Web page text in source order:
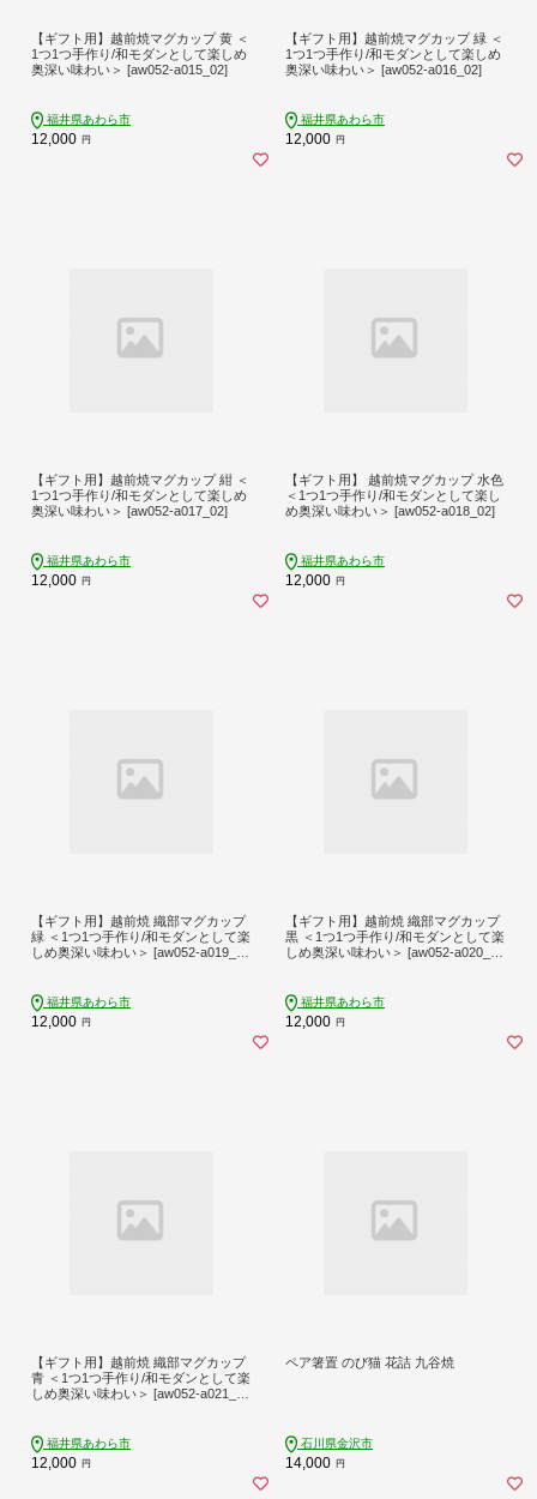
【ギフト用】越前焼マグカップ 黄 ＜
1つ1つ手作り/和モダンとして楽しめ
奥深い味わい＞ [aw052-a015_02]
福井県あわら市
12,000 円
【ギフト用】越前焼マグカップ 緑 ＜
1つ1つ手作り/和モダンとして楽しめ
奥深い味わい＞ [aw052-a016_02]
福井県あわら市
12,000 円
【ギフト用】越前焼マグカップ 紺 ＜
1つ1つ手作り/和モダンとして楽しめ
奥深い味わい＞ [aw052-a017_02]
福井県あわら市
12,000 円
【ギフト用】 越前焼マグカップ 水色
＜1つ1つ手作り/和モダンとして楽し
め奥深い味わい＞ [aw052-a018_02]
福井県あわら市
12,000 円
【ギフト用】越前焼 織部マグカップ
緑 ＜1つ1つ手作り/和モダンとして楽
しめ奥深い味わい＞ [aw052-a019_0
福井県あわら市
12,000 円
【ギフト用】越前焼 織部マグカップ
黒 ＜1つ1つ手作り/和モダンとして楽
しめ奥深い味わい＞ [aw052-a020_0
福井県あわら市
12,000 円
【ギフト用】越前焼 織部マグカップ
青 ＜1つ1つ手作り/和モダンとして楽
しめ奥深い味わい＞ [aw052-a021_0
福井県あわら市
12,000 円
ペア箸置 のび猫 花詰 九谷焼
石川県金沢市
14,000 円